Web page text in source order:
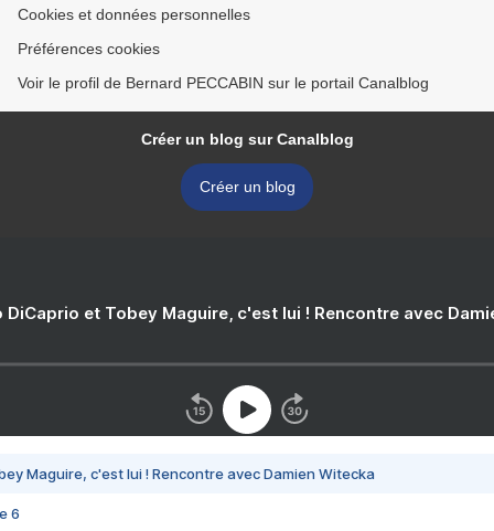
Cookies et données personnelles
Préférences cookies
Voir le profil de Bernard PECCABIN sur le portail Canalblog
Créer un blog sur Canalblog
Créer un blog
DiCaprio et Tobey Maguire, c'est lui ! Rencontre avec
Maguire, c'est lui ! Rencontre avec Damien Witecka
6